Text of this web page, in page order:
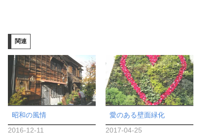
み
中…
関連
昭和の風情
2016-12-11
愛のある壁面緑化
2017-04-25